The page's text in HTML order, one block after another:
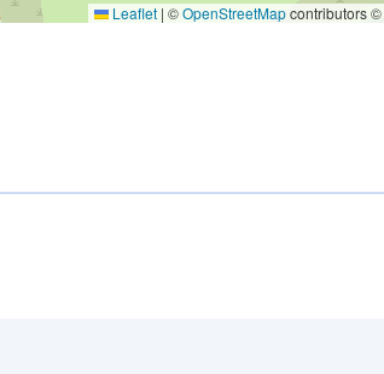
Leaflet | ©OpenStreetMapcontributors ©